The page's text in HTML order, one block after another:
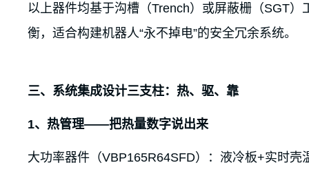
以上器件均基于沟槽（Trench）或屏蔽栅（SGT
衡，适合构建机器人“永不掉电”的安全冗余系统。
三、系统集成设计三支柱：热、驱、靠
1、热管理——把热量数字说出来
大功率器件（VBP165R64SFD）：液冷板+实时